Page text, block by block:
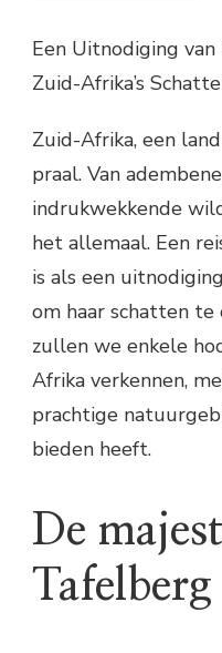
Een Uitnodiging
Zuid-Afrika’s
Zuid-Afrika, een
praal. Van
indrukwekkende
het allemaal. Een
is als een
om haar schatten
zullen we enkele
Afrika verkennen,
prachtige
bieden heeft.
De
Tafelberg